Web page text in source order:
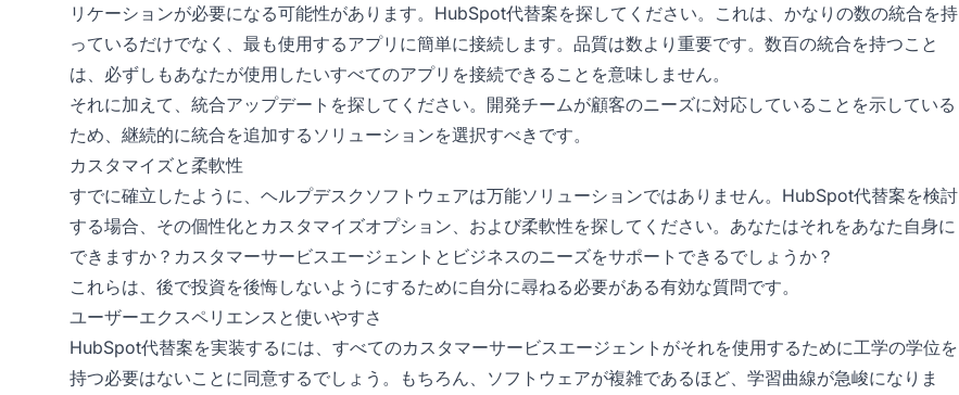
リケーションが必要になる可能性があります。HubSpot代替案を探してください。これは、かなりの数の統合を持
っているだけでなく、最も使用するアプリに簡単に接続します。品質は数より重要です。数百の統合を持つこと
は、必ずしもあなたが使用したいすべてのアプリを接続できることを意味しません。
それに加えて、統合アップデートを探してください。開発チームが顧客のニーズに対応していることを示している
ため、継続的に統合を追加するソリューションを選択すべきです。
カスタマイズと柔軟性
すでに確立したように、ヘルプデスクソフトウェアは万能ソリューションではありません。HubSpot代替案を検討
する場合、その個性化とカスタマイズオプション、および柔軟性を探してください。あなたはそれをあなた自身に
できますか？カスタマーサービスエージェントとビジネスのニーズをサポートできるでしょうか？
これらは、後で投資を後悔しないようにするために自分に尋ねる必要がある有効な質問です。
ユーザーエクスペリエンスと使いやすさ
HubSpot代替案を実装するには、すべてのカスタマーサービスエージェントがそれを使用するために工学の学位を
持つ必要はないことに同意するでしょう。もちろん、ソフトウェアが複雑であるほど、学習曲線が急峻になりま